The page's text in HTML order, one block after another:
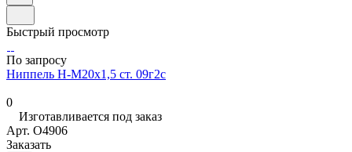
Быстрый просмотр
По запросу
Ниппель Н-М20х1,5 ст. 09г2с
0
Изготавливается под заказ
Арт. O4906
Заказать